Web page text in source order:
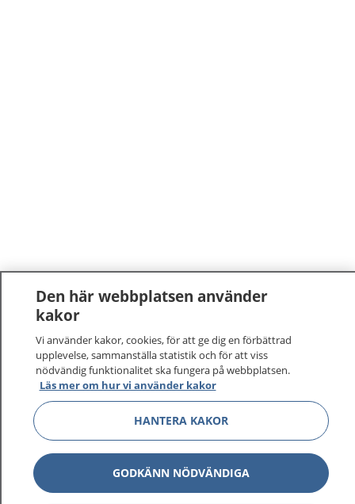
Den här webbplatsen använder
kakor
Vi använder kakor, cookies, för att ge dig en förbättrad
upplevelse, sammanställa statistik och för att viss
nödvändig funktionalitet ska fungera på webbplatsen.
Läs mer om hur vi använder kakor
HANTERA KAKOR
GODKÄNN NÖDVÄNDIGA